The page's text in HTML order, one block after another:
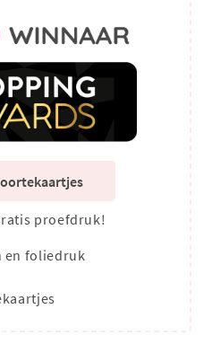
proefdruk!
en foliedruk